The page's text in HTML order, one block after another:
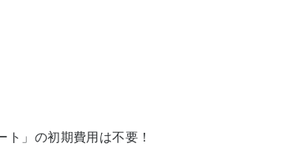
」の初期費用は不要！